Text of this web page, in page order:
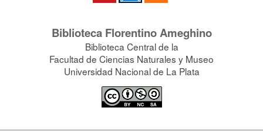
Biblioteca Florentino Ameghino
Biblioteca Central de la
Facultad de Ciencias Naturales y Museo
Universidad Nacional de La Plata